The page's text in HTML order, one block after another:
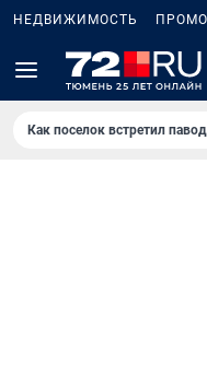
НЕДВИЖИМОСТЬ
Как поселок встретил